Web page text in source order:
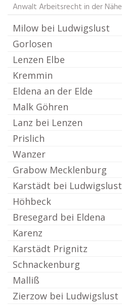
Anwalt Arbeitsrecht in der Nähe
Milow bei Ludwigslust
Gorlosen
Lenzen Elbe
Kremmin
Eldena an der Elde
Malk Göhren
Lanz bei Lenzen
Prislich
Wanzer
Grabow Mecklenburg
Karstädt bei Ludwigslust
Höhbeck
Bresegard bei Eldena
Karenz
Karstädt Prignitz
Schnackenburg
Malliß
Zierzow bei Ludwigslust